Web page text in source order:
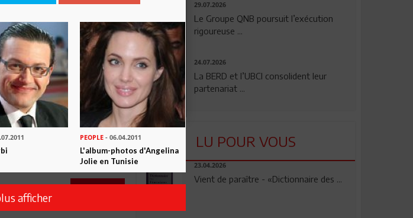
29.07.2026
Le Groupe QNB poursuit l’exécution
rigoureuse ...
24.07.2026
La BERD et l’UBCI consolident leur
partenariat ...
LU POUR VOUS
23.04.2026
Vient de paraître - «Dictionnaire des ...
PEOPLE - 06.04.2011
L'album-photos d'Angelina
Jolie en Tunisie
afficher